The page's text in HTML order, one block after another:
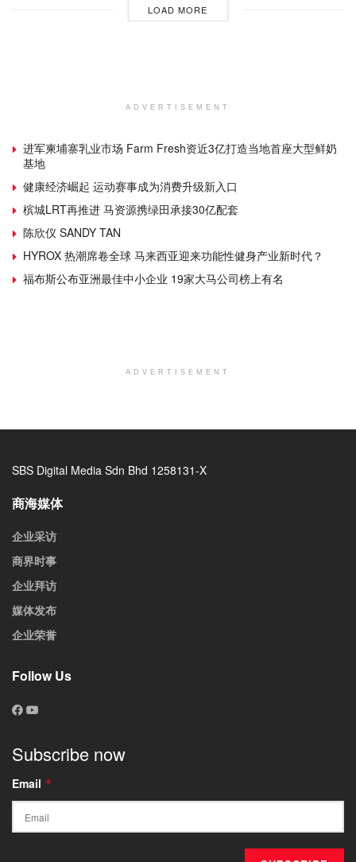
LOAD MORE
ADVERTISEMENT
进军柬埔寨乳业市场 Farm Fresh资近3亿打造当地首座大型鲜奶
基地
健康经济崛起 运动赛事成为消费升级新入口
槟城LRT再推进 马资源携绿田承接30亿配套
陈欣仪 SANDY TAN
HYROX 热潮席卷全球 马来西亚迎来功能性健身产业新时代？
福布斯公布亚洲最佳中小企业 19家大马公司榜上有名
ADVERTISEMENT
SBS Digital Media Sdn Bhd 1258131-X
商海媒体
企业采访
商界时事
企业拜访
媒体发布
企业荣誉
Follow Us
Subscribe now
Email *